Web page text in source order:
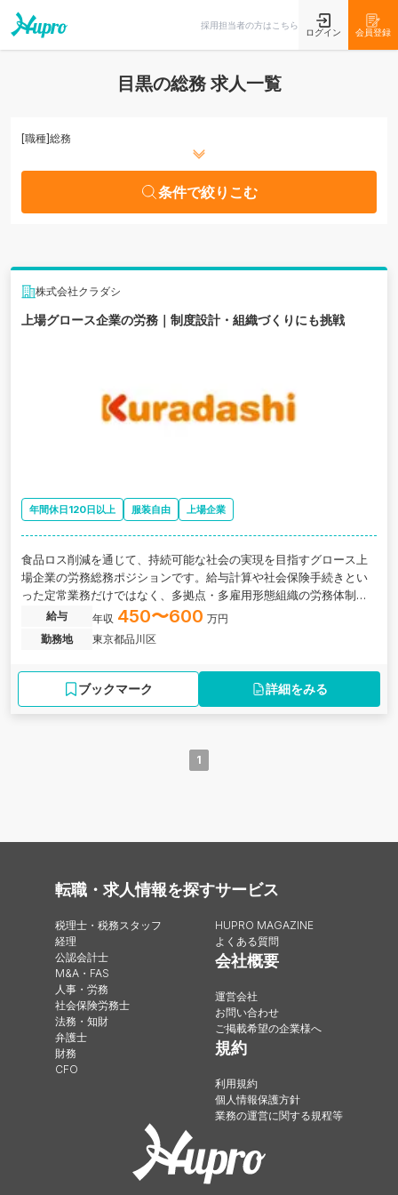
採用担当者の方はこちら
ログイン 会員登録
目黒の総務 求人一覧
[職種]総務
条件で絞りこむ
株式会社クラダシ
上場グロース企業の労務｜制度設計・組織づくりにも挑戦
年間休日120日以上 服装自由 上場企業
食品ロス削減を通じて、持続可能な社会の実現を目指すグロース上
場企業の労務総務ポジションです。給与計算や社会保険手続きとい
った定常業務だけではなく、多拠点・多雇用形態組織の労務体制構
築など、より難易度の高いテーマに挑戦していただきます。
給与 年収 450〜600 万円
勤務地
東京都品川区
ブックマーク 詳細をみる
1
転職・求人情報を探す
税理士・税務スタッフ
経理
公認会計士
M&A・FAS
人事・労務
社会保険労務士
法務・知財
弁護士
財務
CFO
サービス
HUPRO MAGAZINE
よくある質問
会社概要
運営会社
お問い合わせ
ご掲載希望の企業様へ
規約
利用規約
個人情報保護方針
業務の運営に関する規程等